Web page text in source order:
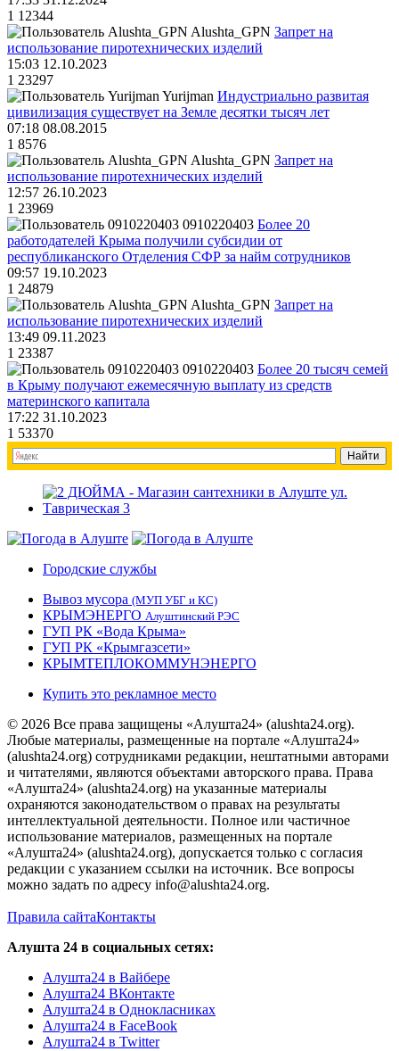
1 12344
Alushta_GPN Запрет на
использование пиротехнических изделий
15:03 12.10.2023
1 23297
Yurijman Индустриально развитая
цивилизация существует на Земле десятки тысяч лет
07:18 08.08.2015
1 8576
Alushta_GPN Запрет на
использование пиротехнических изделий
12:57 26.10.2023
1 23969
0910220403 Более 20
работодателей Крыма получили субсидии от
республиканского Отделения СФР за найм сотрудников
09:57 19.10.2023
1 24879
Alushta_GPN Запрет на
использование пиротехнических изделий
13:49 09.11.2023
1 23387
0910220403 Более 20 тысяч семей
в Крыму получают ежемесячную выплату из средств
материнского капитала
17:22 31.10.2023
1 53370
Городские службы
Вывоз мусора (МУП УБГ и КС)
КРЫМЭНЕРГО Алуштинский РЭС
ГУП РК «Вода Крыма»
ГУП РК «Крымгазсети»
КРЫМТЕПЛОКОММУНЭНЕРГО
Купить это рекламное место
© 2026 Все права защищены «Алушта24» (alushta24.org).
Любые материалы, размещенные на портале «Алушта24»
(alushta24.org) сотрудниками редакции, нештатными авторами
и читателями, являются объектами авторского права. Права
«Алушта24» (alushta24.org) на указанные материалы
охраняются законодательством о правах на результаты
интеллектуальной деятельности. Полное или частичное
использование материалов, размещенных на портале
«Алушта24» (alushta24.org), допускается только с согласия
редакции с указанием ссылки на источник. Все вопросы
можно задать по адресу info@alushta24.org.
Правила сайтаКонтакты
Алушта 24 в социальных сетях:
Алушта24 в Вайбере
Алушта24 ВКонтакте
Алушта24 в Однокласниках
Алушта24 в FaceBook
Алушта24 в Twitter